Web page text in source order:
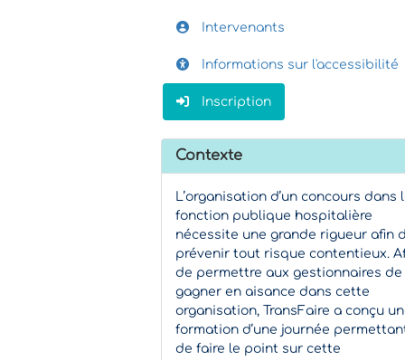
Intervenants
Informations sur l'accessibilité
Inscription
Contexte
L’organisation d’un concours dans
fonction publique hospitalière
nécessite une grande rigueur afin
prévenir tout risque contentieux.
de permettre aux gestionnaires de
gagner en aisance dans cette
organisation, TransFaire a conçu
formation d’une journée
de faire le point sur cette